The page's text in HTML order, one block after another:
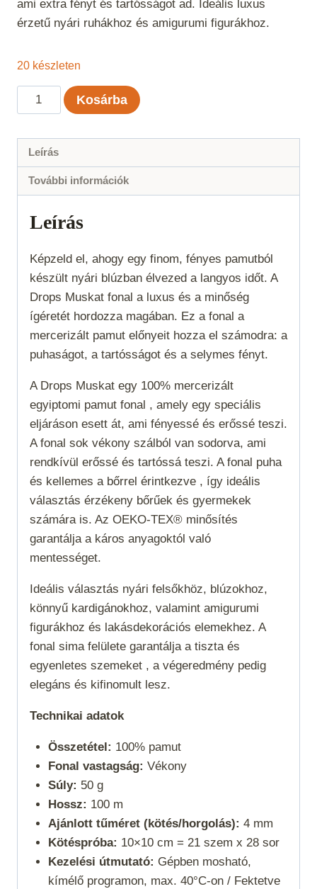
ami extra fényt és tartósságot ad. Ideális luxus
érzetű nyári ruhákhoz és amigurumi figurákhoz.
20 készleten
Drops
Muskat
farmerkék
uni
mennyiség
Kosárba
Leírás
További információk
Leírás
Képzeld el, ahogy egy finom, fényes pamutból
készült nyári blúzban élvezed a langyos időt. A
Drops Muskat fonal a luxus és a minőség
ígéretét hordozza magában. Ez a fonal a
mercerizált pamut előnyeit hozza el számodra: a
puhaságot, a tartósságot és a selymes fényt.
A Drops Muskat egy 100% mercerizált
egyiptomi pamut fonal , amely egy speciális
eljáráson esett át, ami fényessé és erőssé teszi.
A fonal sok vékony szálból van sodorva, ami
rendkívül erőssé és tartóssá teszi. A fonal puha
és kellemes a bőrrel érintkezve , így ideális
választás érzékeny bőrűek és gyermekek
számára is. Az OEKO-TEX® minősítés
garantálja a káros anyagoktól való
mentességet.
Ideális választás nyári felsőkhöz, blúzokhoz,
könnyű kardigánokhoz, valamint amigurumi
figurákhoz és lakásdekorációs elemekhez. A
fonal sima felülete garantálja a tiszta és
egyenletes szemeket , a végeredmény pedig
elegáns és kifinomult lesz.
Technikai adatok
Összetétel: 100% pamut
Fonal vastagság: Vékony
Súly: 50 g
Hossz: 100 m
Ajánlott tűméret (kötés/horgolás): 4 mm
Kötéspróba: 10×10 cm = 21 szem x 28 sor
Kezelési útmutató: Gépben mosható,
kímélő programon, max. 40°C-on / Fektetve